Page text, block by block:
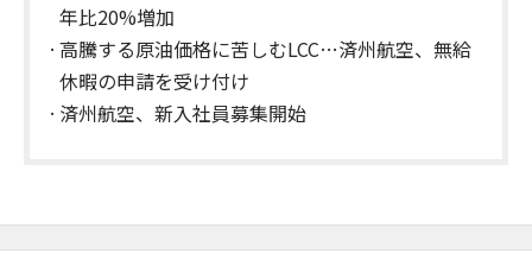
年比20%増加
高騰する原油価格に苦しむLCC…済州航空、無給
休暇の申請を受け付け
済州航空、新入社員募集開始